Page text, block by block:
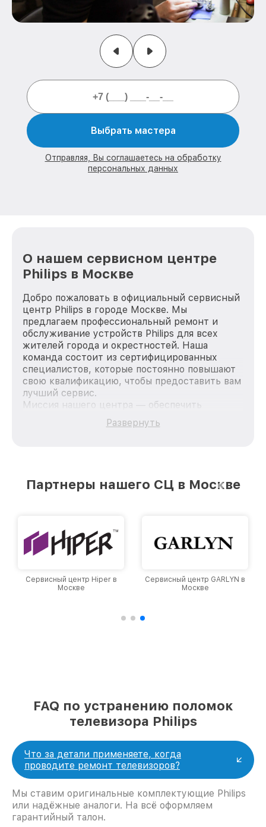
Выбрать мастера
Отправляя, Вы соглашаетесь на обработку
персональных данных
О нашем сервисном центре
Philips в Москве
Добро пожаловать в официальный сервисный
центр Philips в городе Москве. Мы
предлагаем профессиональный ремонт и
обслуживание устройств Philips для всех
жителей города и окрестностей. Наша
команда состоит из сертифицированных
специалистов, которые постоянно повышают
свою квалификацию, чтобы предоставить вам
лучший сервис.
Миссия нашего центра — обеспечить
качественный и доступный ремонт для
каждого пользователя продукции Philips, вне
лучшим сервисным центром Philips в городе
Развернуть
Партнеры нашего СЦ в Москве
Сервисный центр Hiper в
Москве
Сервисный центр GARLYN в
Москве
FAQ по устранению поломок
телевизора Philips
Что за детали применяете, когда
проводите ремонт телевизоров?
Мы ставим оригинальные комплектующие Philips
или надёжные аналоги. На всё оформляем
гарантийный талон.